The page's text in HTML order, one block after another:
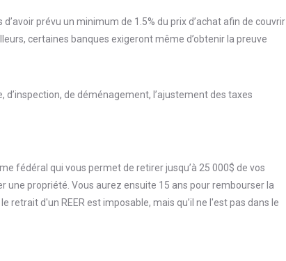
prévu un minimum de 1.5% du prix d’achat afin de couvrir
certaines banques exigeront même d’obtenir la preuve
de déménagement, l’ajustement des taxes
fédéral qui vous permet de retirer jusqu’à 25 000$ de vos
propriété. Vous aurez ensuite 15 ans pour rembourser la
retrait d'un REER est imposable, mais qu’il ne l'est pas dans le